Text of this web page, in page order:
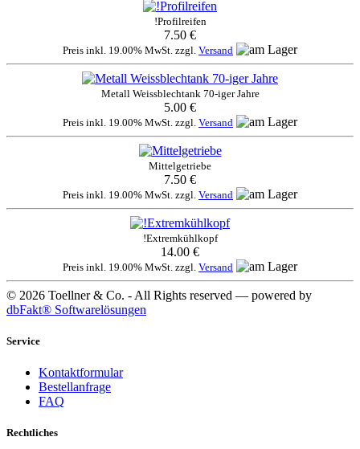
!Profilreifen
7.50 €
Preis inkl. 19.00% MwSt. zzgl. Versand
Metall Weissblechtank 70-iger Jahre
5.00 €
Preis inkl. 19.00% MwSt. zzgl. Versand
Mittelgetriebe
7.50 €
Preis inkl. 19.00% MwSt. zzgl. Versand
!Extremkühlkopf
14.00 €
Preis inkl. 19.00% MwSt. zzgl. Versand
© 2026 Toellner & Co. - All Rights reserved — powered by
dbFakt® Softwarelösungen
Service
Kontaktformular
Bestellanfrage
FAQ
Rechtliches